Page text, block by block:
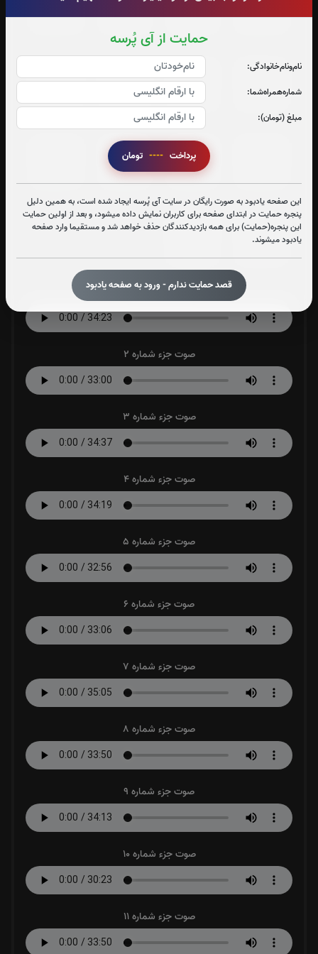
حمایت از آی پُرسه
نام‌و‌نام‌خانوادگی:
شماره‌همراه‌شما:
مبلغ (تومان):
پرداخت ----
این صفحه یادبود به صورت رایگان در سایت آی پُرسه ایجاد شده است، به همین دلیل
پنجره حمایت در ابتدای صفحه برای کاربران نمایش داده میشود، و بعد از اولین حمایت
این پنجره(حمایت) برای همه بازدیدکنندگان حذف خواهد شد و مستقیما وارد صفحه
یادبود میشوند.
قصد حمایت ندارم - ورود به صفحه یادبود
0بار
0بار
0بار
0بار
جزء 21
0بار
جزء 22
بار
0بار
جزء 27
0بار
جزء 29
جزء 30
صوت جزء شماره 1
صوت جزء شماره 2
صوت جزء شماره 3
صوت جزء شماره 4
صوت جزء شماره 5
صوت جزء شماره 6
صوت جزء شماره 7
صوت جزء شماره 8
صوت جزء شماره 9
صوت جزء شماره 10
صوت جزء شماره 11